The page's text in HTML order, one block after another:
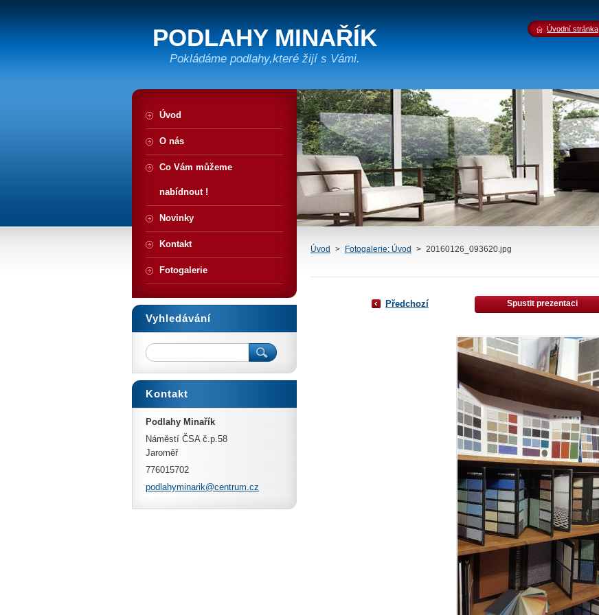
PODLAHY MINAŘÍK
Pokládáme podlahy,které žijí s Vámi.
Úvod > Fotogalerie: Úvod > 20160126_093620.jpg
Předchozí Spustit prezentaci
Úvod
O nás
Co Vám můžeme
nabídnout !
Novinky
Kontakt
Fotogalerie
Vyhledávání
Kontakt
Podlahy Minařík
Náměstí ČSA č.p.58
Jaroměř
776015702
podlahyminarik@centrum.cz
Úvodní stránka